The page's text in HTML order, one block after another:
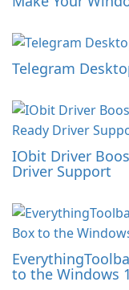
Telegram
IObit Driver
Driver Support
to the Windows